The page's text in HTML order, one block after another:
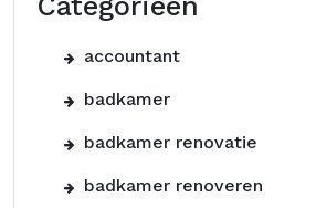
accountant
badkamer
badkamer renovatie
badkamer renoveren